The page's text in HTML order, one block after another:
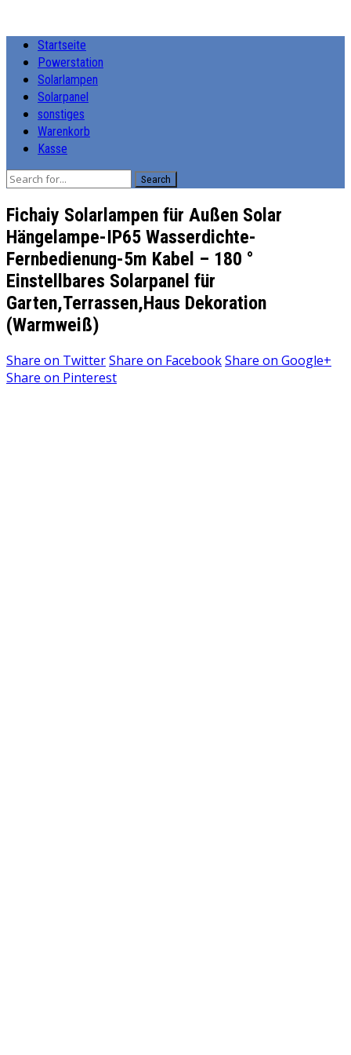
Startseite
Powerstation
Solarlampen
Solarpanel
sonstiges
Warenkorb
Kasse
Search
Fichaiy Solarlampen für Außen Solar
Hängelampe-IP65 Wasserdichte-
Fernbedienung-5m Kabel – 180 °
Einstellbares Solarpanel für
Garten,Terrassen,Haus Dekoration
(Warmweiß)
Share on TwitterShare on FacebookShare on Google+
Share on Pinterest